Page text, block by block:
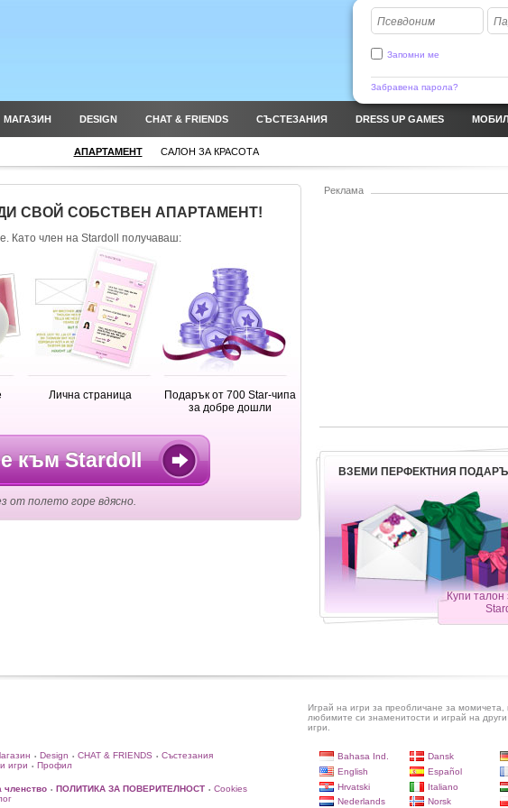
Псевдоним
Запомни ме
Забравена парола?
МАГАЗИН DESIGN CHAT & FRIENDS СЪСТЕЗАНИЯ DRESS UP GAMES
АПАРТАМЕНТ САЛОН ЗА КРАСОТА
СВОЙ СОБСТВЕН АПАРТАМЕНТ!
Като член на Stardoll получаваш:
Лична страница
Подарък от 700 Star-чипа
за добре дошли
към Stardoll
от полето горе вдясно.
Реклама
ВЗЕМИ ПЕРФЕКТНИЯ
Купи талон
Играй на игри за преобличане за момичета,
любимите си знаменитости и играй на
игри.
• Design • CHAT & FRIENDS • Състезания
игри • Профил
членство • ПОЛИТИКА ЗА ПОВЕРИТЕЛНОСТ • Cookies
Bahasa Ind. Dansk
English
Español
Hrvatski
Italiano
Nederlands
Norsk